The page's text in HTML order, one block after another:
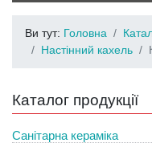
Ви тут: Головна
Настінний кахель
Каталог продукції
Санітарна кераміка